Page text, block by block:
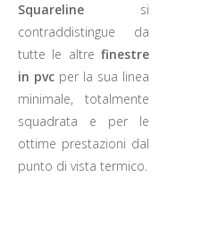
Squareline si
contraddistingue da
tutte le altre finestre
in pvcper la sua linea
minimale, totalmente
squadrata e per le
ottime prestazioni dal
punto di vista termico.